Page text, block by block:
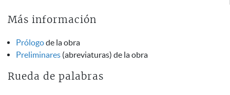
Más información
Prólogode la obra
Preliminares (abreviaturas) de la obra
Rueda de palabras